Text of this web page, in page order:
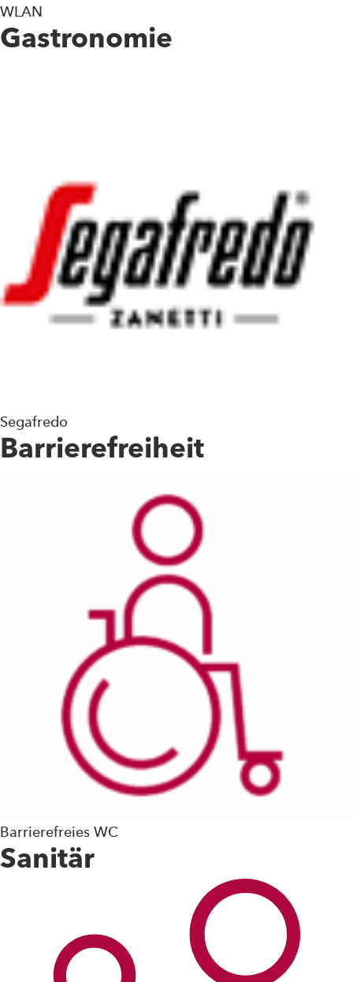
WLAN
Gastronomie
Segafredo
Barrierefreiheit
Barrierefreies WC
Sanitär